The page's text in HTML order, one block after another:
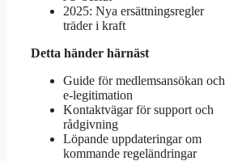
2025: Nya ersättningsregler
träder i kraft
Detta händer härnäst
Guide för medlemsansökan och
e-legitimation
Kontaktvägar för support och
rådgivning
Löpande uppdateringar om
kommande regeländringar